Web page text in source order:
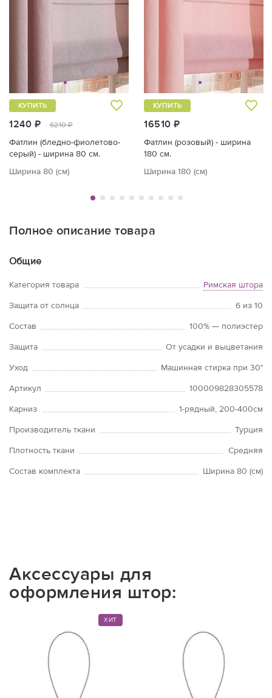
1240 ₽ 6210 ₽
КУПИТЬ
Фатлин (бледно-фиолетово-
серый) - ширина 80 см.
Ширина 80 (см)
16510 ₽
КУПИТЬ
Фатлин (розовый) - ширина
180 см.
Ширина 180 (см)
Полное описание товара
Общие
Категория товара
Римская штора
Защита от солнца
6 из 10
Состав
100% — полиэстер
Защита
От усадки и выцветания
Уход
Машинная стирка при 30°
Артикул
100009828305578
Карниз
1-рядный, 200-400см
Производитель ткани
Турция
Плотность ткани
Средняя
Состав комплекта
Ширина 80 (см)
Аксессуары для
оформления штор:
ХИТ